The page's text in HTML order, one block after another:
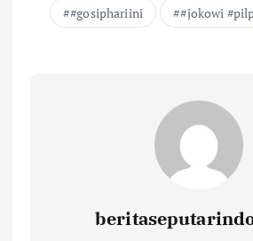
#gosiphariini
#jokowi